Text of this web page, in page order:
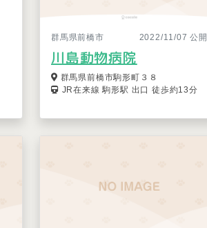
群馬県前橋市 2022/11/07 公開
川島動物病院
群馬県前橋市駒形町３８
JR在来線 駒形駅 出口 徒歩約13分